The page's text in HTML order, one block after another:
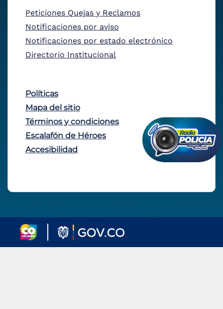
Peticiones Quejas y Reclamos
Notificaciones por aviso
Notificaciones por estado electrónico
Directorio Institucional
Políticas
Mapa del sitio
Términos y condiciones
Escalafón de Héroes
Accesibilidad